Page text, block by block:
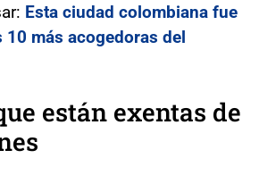
Esta ciudad colombiana fue
10 más acogedoras del
están exentas de